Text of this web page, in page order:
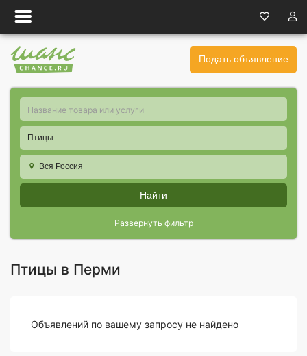
Подать объявление
Птицы
Вся Россия
Найти
Развернуть фильтр
Птицы в Перми
Объявлений по вашему запросу не найдено